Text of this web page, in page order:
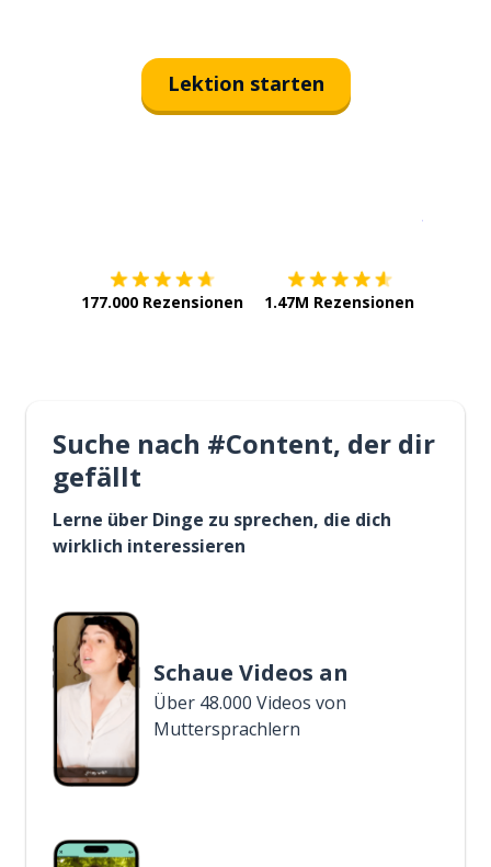
Lektion starten
177.000 Rezensionen 1.47M Rezensionen
Suche nach #Content, der dir
gefällt
Lerne über Dinge zu sprechen, die dich
wirklich interessieren
Schaue Videos an
Über 48.000 Videos von
Muttersprachlern